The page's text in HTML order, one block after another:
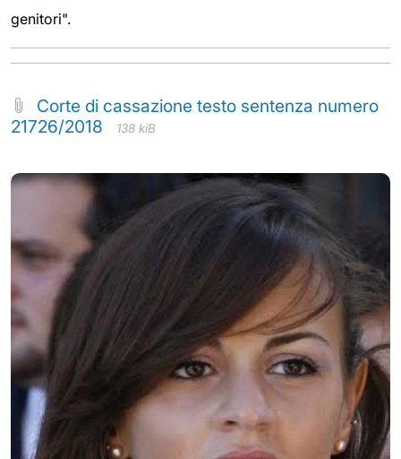
genitori".
Corte di cassazione testo sentenza numero
21726/2018
138 kiB